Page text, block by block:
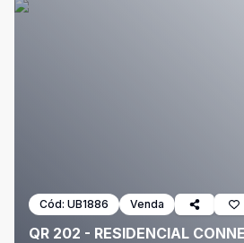
Cód: UB1886 Venda
QR 202 - RESIDENCIAL